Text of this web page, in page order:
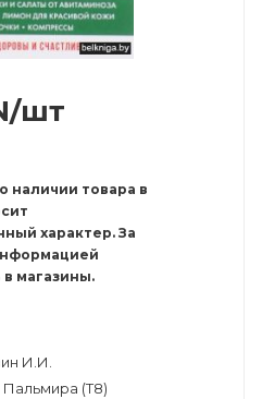
/шт
наличии товара в
характер. За
магазины.
И.И.
Пальмира (Т8)